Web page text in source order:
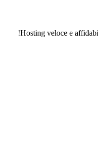
Hosting veloce e